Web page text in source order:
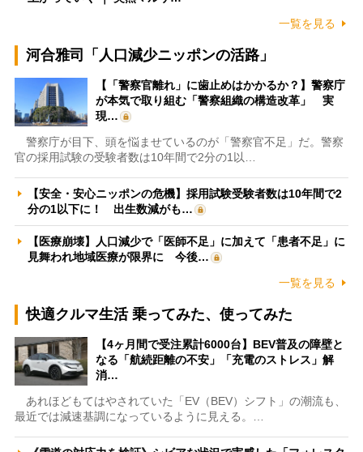
一覧を見る
河合雅司「人口減少ニッポンの活路」
【「警察官離れ」に歯止めはかかるか？】警察庁
が本気で取り組む「警察組織の構造改革」 実
現…
警察庁が目下、頭を悩ませているのが「警察官不足」だ。警察
官の採用試験の受験者数は10年間で2分の1以…
【安全・安心ニッポンの危機】採用試験受験者数は10年間で2
分の1以下に！ 出生数減がも…
【医療崩壊】人口減少で「医師不足」に加えて「患者不足」に
見舞われ地域医療が限界に 今後…
一覧を見る
快適クルマ生活 乗ってみた、使ってみた
【4ヶ月間で受注累計6000台】BEV普及の障壁と
なる「航続距離の不安」「充電のストレス」解
消…
あれほどもてはやされていた「EV（BEV）シフト」の潮流も、
最近では減速基調になっているように見える。…